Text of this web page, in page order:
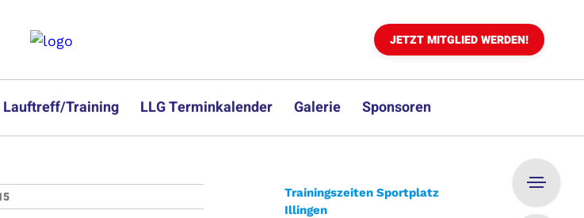
JETZT MITGLIED WERDEN!
Lauftreff/Training LLG Terminkalender Galerie Sponsoren
Trainingszeiten Sportplatz
Illingen